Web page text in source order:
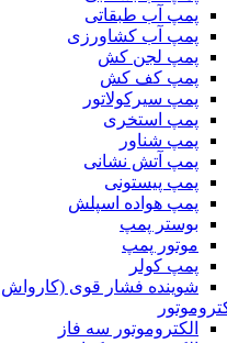
پمپ آب طبقاتی
پمپ آب کشاورزی
پمپ لجن کش
پمپ کف کش
پمپ سیرکولاتور
پمپ استخری
پمپ شناور
پمپ آتش نشانی
پمپ پیستونی
پمپ هواده اسپلش
بوستر پمپ
موتور پمپ
پمپ کولر
شوینده فشار قوی
الکتروموتور سه فاز